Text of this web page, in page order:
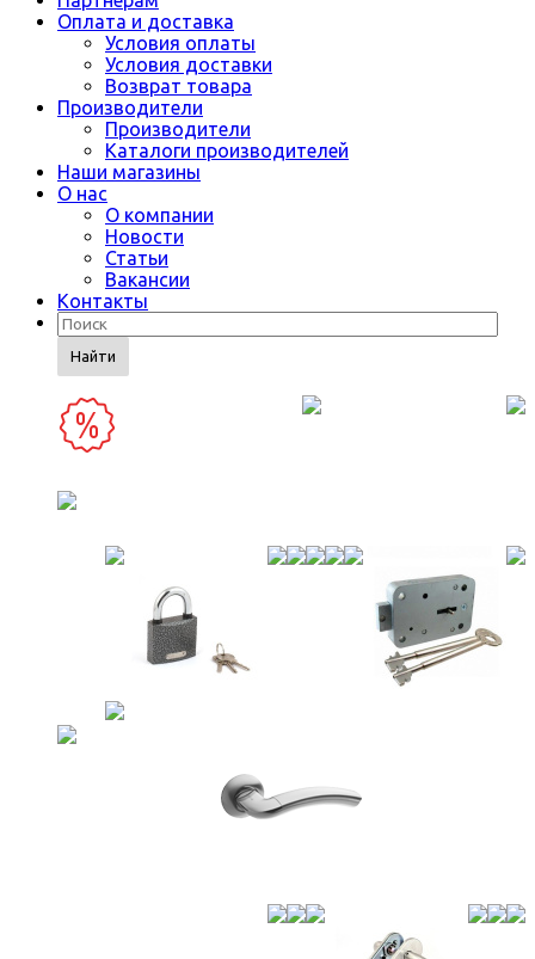
Оплата и доставка
Условия оплаты
Условия доставки
Возврат товара
Производители
Производители
Каталоги производителей
Наши магазины
О нас
О компании
Новости
Статьи
Вакансии
Контакты
Найти